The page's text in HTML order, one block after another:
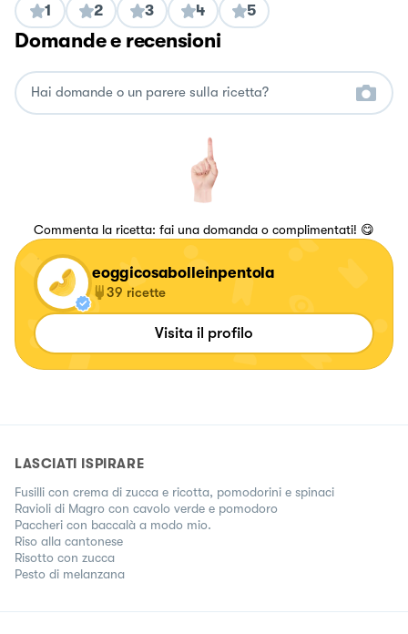
1 2 3 4 5
Domande e recensioni
Commenta la ricetta: fai una domanda o complimentati! 😋
eoggicosabolleinpentola
39 ricette
Visita il profilo
LASCIATI ISPIRARE
Fusilli con crema di zucca e ricotta, pomodorini e spinaci
Ravioli di Magro con cavolo verde e pomodoro
Paccheri con baccalà a modo mio.
Riso alla cantonese
Risotto con zucca
Pesto di melanzana